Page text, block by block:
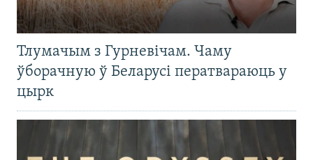
Тлумачым з Гурневічам. Чаму
ўборачную ў Беларусі ператвараюць у
цырк